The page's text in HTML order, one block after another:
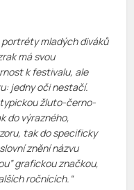
mladých diváků
má svou
k festivalu, ale
jedny oči nestačí.
žluto-černo-
do výrazného,
tak do specificky
znění názvu
grafickou značkou,
ročnících. “